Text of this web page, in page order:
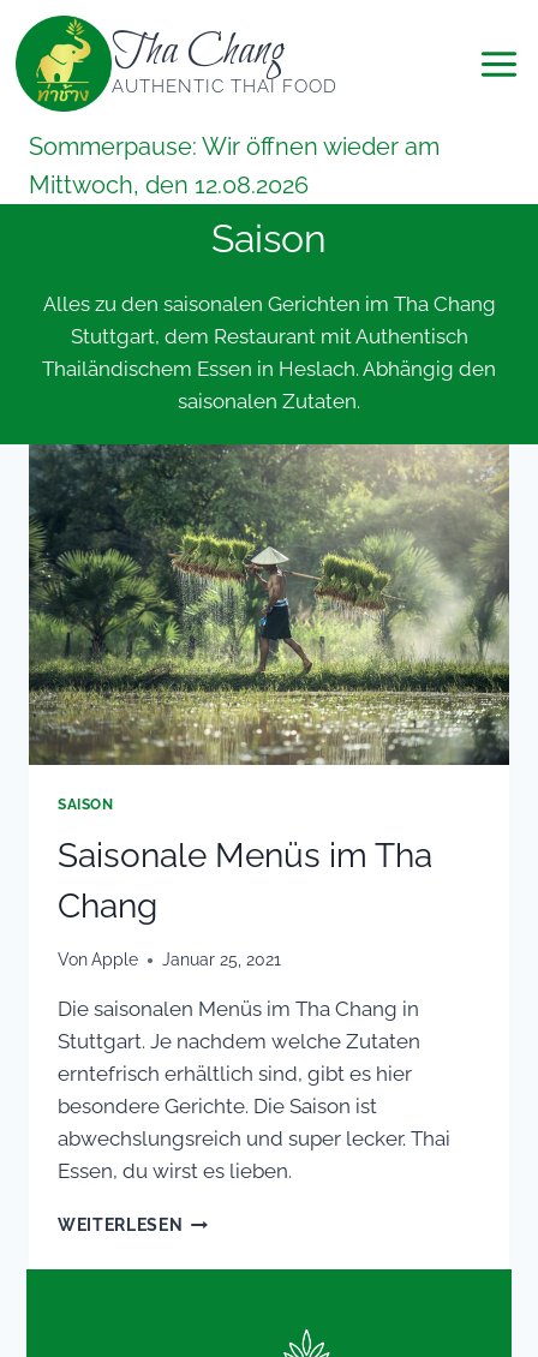
Zum
Inhalt
springen
Tha Chang
AUTHENTIC THAI FOOD
Sommerpause: Wir öffnen wieder am
Mittwoch, den 12.08.2026
Saison
Alles zu den saisonalen Gerichten im Tha Chang
Stuttgart, dem Restaurant mit Authentisch
Thailändischem Essen in Heslach. Abhängig den
saisonalen Zutaten.
SAISON
Saisonale Menüs im Tha
Chang
VonApple Januar 25, 2021
Die saisonalen Menüs im Tha Chang in
Stuttgart. Je nachdem welche Zutaten
erntefrisch erhältlich sind, gibt es hier
besondere Gerichte. Die Saison ist
abwechslungsreich und super lecker. Thai
Essen, du wirst es lieben.
WEITERLESEN
SAISONALE
IM